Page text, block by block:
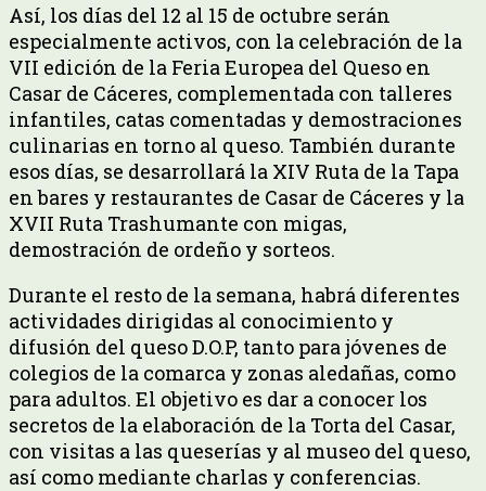
Así, los días del 12 al 15 de octubre serán
especialmente activos, con la celebración de la
VII edición de la Feria Europea del Queso en
Casar de Cáceres, complementada con talleres
infantiles, catas comentadas y demostraciones
culinarias en torno al queso. También durante
esos días, se desarrollará la XIV Ruta de la Tapa
en bares y restaurantes de Casar de Cáceres y la
XVII Ruta Trashumante con migas,
demostración de ordeño y sorteos.
Durante el resto de la semana, habrá diferentes
actividades dirigidas al conocimiento y
difusión del queso D.O.P, tanto para jóvenes de
colegios de la comarca y zonas aledañas, como
para adultos. El objetivo es dar a conocer los
secretos de la elaboración de la Torta del Casar,
con visitas a las queserías y al museo del queso,
así como mediante charlas y conferencias.